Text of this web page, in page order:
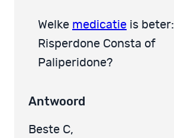
Welke medicatie is beter:
Risperdone Consta of
Paliperidone?
Antwoord
Beste C,